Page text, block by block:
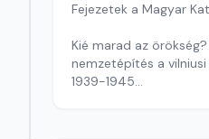
Fejezetek a Magyar
Kié marad az
nemzetépítés a
1939-1945